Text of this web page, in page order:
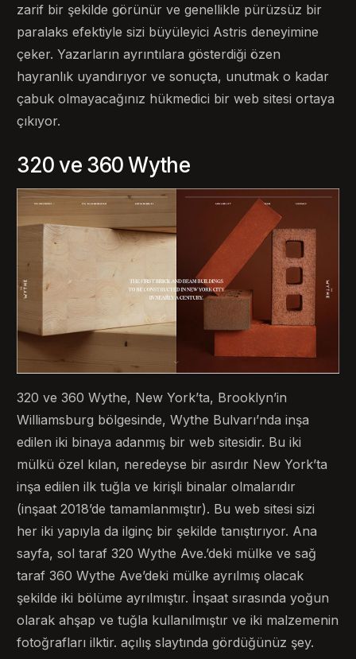
zarif bir şekilde görünür ve genellikle pürüzsüz bir
paralaks efektiyle sizi büyüleyici Astris deneyimine
çeker. Yazarların ayrıntılara gösterdiği özen
hayranlık uyandırıyor ve sonuçta, unutmak o kadar
çabuk olmayacağınız hükmedici bir web sitesi ortaya
çıkıyor.
320 ve 360 ​​Wythe
320 ve 360 ​​Wythe, New York’ta, Brooklyn’in
Williamsburg bölgesinde, Wythe Bulvarı’nda inşa
edilen iki binaya adanmış bir web sitesidir. Bu iki
mülkü özel kılan, neredeyse bir asırdır New York’ta
inşa edilen ilk tuğla ve kirişli binalar olmalarıdır
(inşaat 2018’de tamamlanmıştır). Bu web sitesi sizi
her iki yapıyla da ilginç bir şekilde tanıştırıyor. Ana
sayfa, sol taraf 320 Wythe Ave.’deki mülke ve sağ
taraf 360 Wythe Ave’deki mülke ayrılmış olacak
şekilde iki bölüme ayrılmıştır. İnşaat sırasında yoğun
olarak ahşap ve tuğla kullanılmıştır ve iki malzemenin
fotoğrafları ilktir. açılış slaytında gördüğünüz şey.